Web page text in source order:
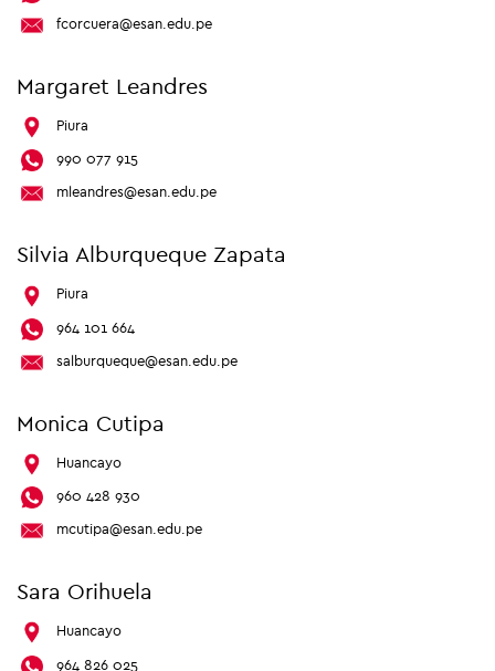
fcorcuera@esan.edu.pe
Margaret Leandres
Piura
990 077 915
mleandres@esan.edu.pe
Silvia Alburqueque Zapata
Piura
964 101 664
salburqueque@esan.edu.pe
Monica Cutipa
Huancayo
960 428 930
mcutipa@esan.edu.pe
Sara Orihuela
Huancayo
964 826 025